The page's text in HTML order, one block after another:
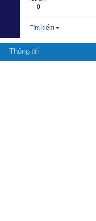
0
Tìm kiếm
Thông tin